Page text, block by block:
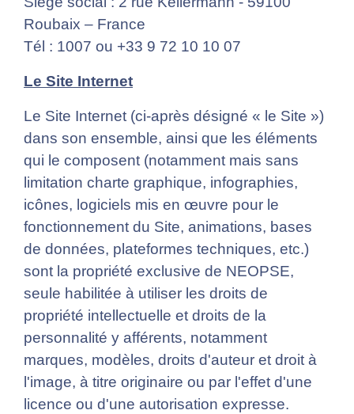
Roubaix – France
Tél : 1007 ou +33 9 72 10 10 07
Le Site Internet
Le Site Internet (ci-après désigné « le Site »)
dans son ensemble, ainsi que les éléments
qui le composent (notamment mais sans
limitation charte graphique, infographies,
icônes, logiciels mis en œuvre pour le
fonctionnement du Site, animations, bases
de données, plateformes techniques, etc.)
sont la propriété exclusive de NEOPSE,
seule habilitée à utiliser les droits de
propriété intellectuelle et droits de la
personnalité y afférents, notamment
marques, modèles, droits d'auteur et droit à
l'image, à titre originaire ou par l'effet d'une
licence ou d'une autorisation expresse.